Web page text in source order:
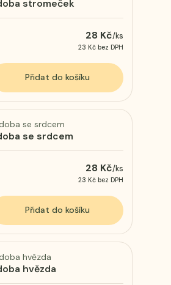
stromeček
28 Kč/ks
23 Kč bez DPH
Přidat do košíku
se srdcem
28 Kč/ks
23 Kč bez DPH
Přidat do košíku
hvězda